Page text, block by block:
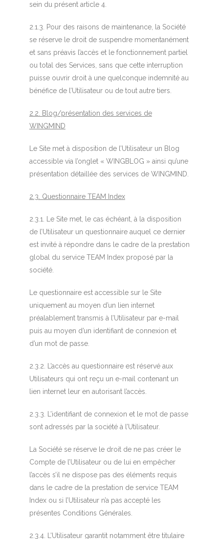
sein du présent article 4.
2.1.3. Pour des raisons de maintenance, la Société
se réserve le droit de suspendre momentanément
et sans préavis l’accès et le fonctionnement partiel
ou total des Services, sans que cette interruption
puisse ouvrir droit à une quelconque indemnité au
bénéfice de l’Utilisateur ou de tout autre tiers.
2.2. Blog/présentation des services de
WINGMIND
Le Site met à disposition de l’Utilisateur un Blog
accessible via l’onglet « WINGBLOG » ainsi qu’une
présentation détaillée des services de WINGMIND.
2.3. Questionnaire TEAM Index
2.3.1. Le Site met, le cas échéant, à la disposition
de l’Utilisateur un questionnaire auquel ce dernier
est invité à répondre dans le cadre de la prestation
global du service TEAM Index proposé par la
société.
Le questionnaire est accessible sur le Site
uniquement au moyen d’un lien internet
préalablement transmis à l’Utilisateur par e-mail
puis au moyen d’un identifiant de connexion et
d’un mot de passe.
2.3.2. L’accès au questionnaire est réservé aux
Utilisateurs qui ont reçu un e-mail contenant un
lien internet leur en autorisant l’accès.
2.3.3. L’identifiant de connexion et le mot de passe
sont adressés par la société à l’Utilisateur.
La Société se réserve le droit de ne pas créer le
Compte de l’Utilisateur ou de lui en empêcher
l’accès s’il ne dispose pas des éléments requis
dans le cadre de la prestation de service TEAM
Index ou si l’Utilisateur n’a pas accepté les
présentes Conditions Générales.
2.3.4. L’Utilisateur garantit notamment être titulaire